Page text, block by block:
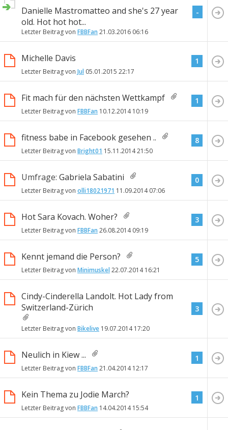
Danielle Mastromatteo and she's 27 year
old. Hot hot hot...
Letzter Beitrag von FBBFan 21.03.2016 06:16
-
Michelle Davis
Letzter Beitrag von Jul 05.01.2015 22:17
1
Fit mach für den nächsten Wettkampf
Letzter Beitrag von FBBFan 10.12.201410:19
1
fitness babe in Facebook gesehen ..
Letzter Beitrag von Bright01 15.11.201421:50
8
Umfrage: Gabriela Sabatini
Letzter Beitrag von olli18021971 11.09.201407:06
0
Hot Sara Kovach. Woher?
Letzter Beitrag von FBBFan 26.08.201409:19
3
Kennt jemand die Person?
Letzter Beitrag von Minimuskel22.07.201416:21
5
Cindy-Cinderella Landolt. Hot Lady from
Switzerland-Zürich
Letzter Beitrag von Bikelive 19.07.201417:20
3
Neulich in Kiew ...
Letzter Beitrag von FBBFan 21.04.201412:17
1
Kein Thema zu Jodie March?
Letzter Beitrag von FBBFan 14.04.201415:54
1